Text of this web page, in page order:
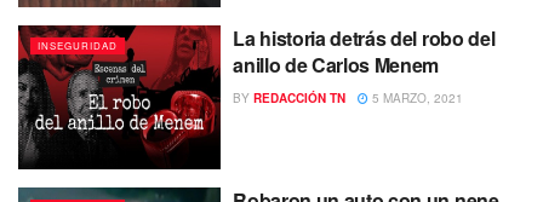
INSEGURIDAD
La historia detrás del robo del
anillo de Carlos Menem
BY REDACCIÓN TN 5 MARZO, 2021